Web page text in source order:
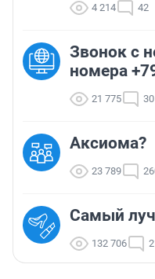
4 214 42
Звонок с
номера
21 775 30
Аксиома?
23 789
Самый
132 706